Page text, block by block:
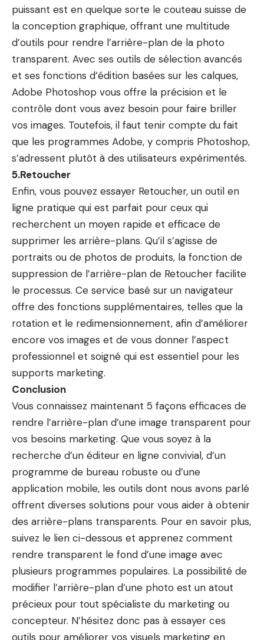
puissant est en quelque sorte le couteau suisse de
la conception graphique, offrant une multitude
d’outils pour rendre l’arrière-plan de la photo
transparent. Avec ses outils de sélection avancés
et ses fonctions d’édition basées sur les calques,
Adobe Photoshop vous offre la précision et le
contrôle dont vous avez besoin pour faire briller
vos images. Toutefois, il faut tenir compte du fait
que les programmes Adobe, y compris Photoshop,
s’adressent plutôt à des utilisateurs expérimentés.
5.Retoucher
Enfin, vous pouvez essayer Retoucher, un outil en
ligne pratique qui est parfait pour ceux qui
recherchent un moyen rapide et efficace de
supprimer les arrière-plans. Qu’il s’agisse de
portraits ou de photos de produits, la fonction de
suppression de l’arrière-plan de Retoucher facilite
le processus. Ce service basé sur un navigateur
offre des fonctions supplémentaires, telles que la
rotation et le redimensionnement, afin d’améliorer
encore vos images et de vous donner l’aspect
professionnel et soigné qui est essentiel pour les
supports marketing.
Conclusion
Vous connaissez maintenant 5 façons efficaces de
rendre l’arrière-plan d’une image transparent pour
vos besoins marketing. Que vous soyez à la
recherche d’un éditeur en ligne convivial, d’un
programme de bureau robuste ou d’une
application mobile, les outils dont nous avons parlé
offrent diverses solutions pour vous aider à obtenir
des arrière-plans transparents. Pour en savoir plus,
suivez le lien ci-dessous et apprenez comment
rendre transparent le fond d’une image avec
plusieurs programmes populaires. La possibilité de
modifier l’arrière-plan d’une photo est un atout
précieux pour tout spécialiste du marketing ou
concepteur. N’hésitez donc pas à essayer ces
outils pour améliorer vos visuels marketing en